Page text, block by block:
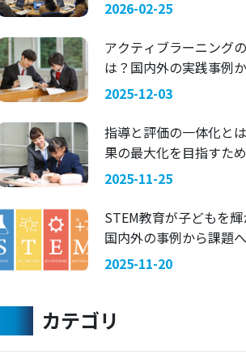
2026-02-25
アクティブラーニング
は？国内外の実践事例
引く指導法を考える
2025-12-03
指導と評価の一体化と
果の最大化を目指すた
ご紹介
2025-11-25
STEM教育が子どもを輝
国内外の事例から課題
を考える
2025-11-20
カテゴリ